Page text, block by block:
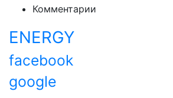
Комментарии
ENERGY
facebook
google